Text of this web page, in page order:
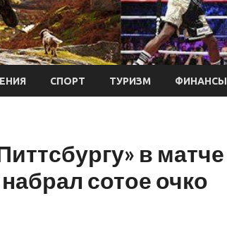
СПОРТ ТУРИЗМ ФИНАНСЫ
в матче
сотое очко